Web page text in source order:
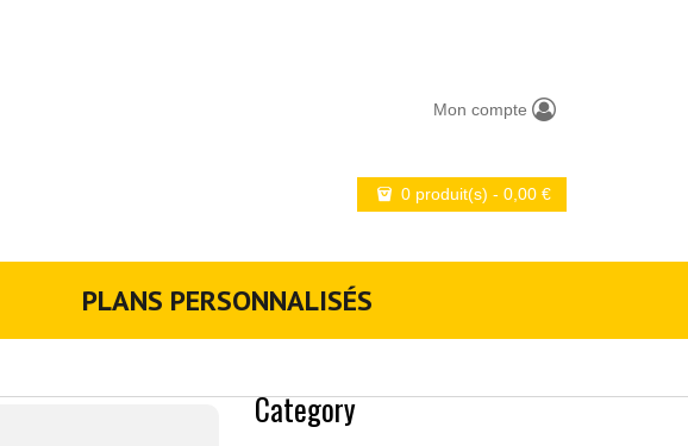
Mon compte
0 produit(s) - 0,00 €
PLANS PERSONNALISÉS
Category